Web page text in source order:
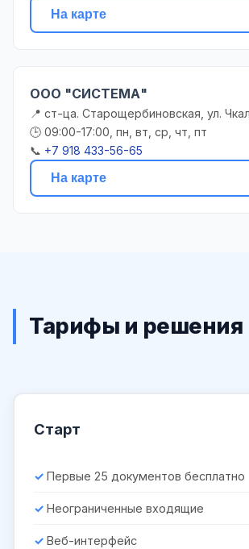
На карте
ООО "СИСТЕМА"
📍 ст-ца. Старощербиновская, ул.
🕒 09:00-17:00, пн, вт, ср, чт, пт
📞 +7 918 433-56-65
На карте
Тарифы и решения
Старт
Первые 25 документов бесплатно
Неограниченные входящие
Веб-интерфейс